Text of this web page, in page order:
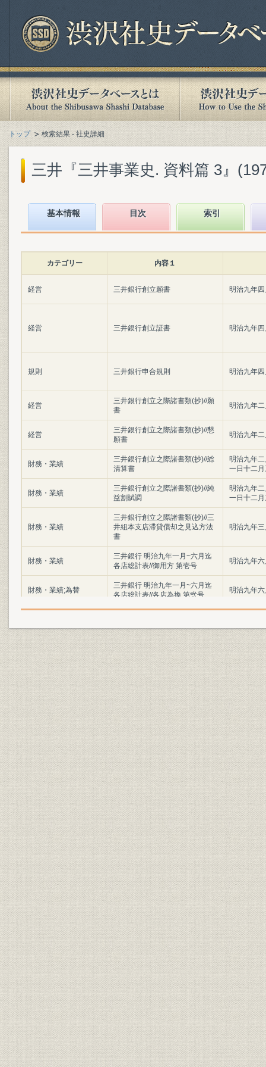
トップ 検索結果 - 社史詳細
三井『三井事業史. 資料篇 3』
基本情報 目次 索引
カテゴリー 内容１
経営 三井銀行創立願書 明治九年
経営 三井銀行創立証書 明治九年
規則 三井銀行申合規則 明治九年
経営
三井銀行創立之際諸書類(抄)//願
書
明治九年
経営
三井銀行創立之際諸書類(抄)//懇
願書
明治九年
財務・業績
三井銀行創立之際諸書類(抄)//総
清算書
明治九年
一日十二
財務・業績
三井銀行創立之際諸書類(抄)//純
益割賦調
明治九年
一日十二
財務・業績
三井銀行創立之際諸書類(抄)//三
井組本支店滞貸償却之見込方法
書
明治九年
財務・業績
三井銀行 明治九年一月~六月迄
各店総計表//御用方 第壱号
明治九年
財務・業績;為替
三井銀行 明治九年一月~六月迄
各店総計表//各店為換 第弐号
明治九年
財務・業績
三井銀行 明治九年一月~六月迄
各店総計表//一時貸 第四号
明治九年
財務・業績
三井銀行 明治九年一月~六月迄
各店総計表//利附預 第五号
明治九年
財務・業績
三井銀行 明治九年一月~六月迄
各店総計表//利附貸 第六号
明治九年
財務・業績
三井銀行 明治九年一月~六月迄
各店総計表//無利足貸 第七号
明治九年
財務・業績
三井銀行 明治九年一月~六月迄
各店総計表//滞貸 第八号
明治九年
財務・業績
三井銀行 明治九年一月~六月迄
各店総計表//諸向 第九号
明治九年
財務・業績
三井銀行 明治九年一月~六月迄
各店総計表//闔店費益取調月表
第十号
明治九年
財務・業績
三井銀行 明治九年一月~六月迄
各店総計表//総計 第十一号
明治九年
財務・業績
三井銀行 明治九年一月~六月迄
各店総計表//現在金 第十二号
明治九年
財務・業績
三井銀行 明治九年一月~六月迄
各店総計表//積金 第十三号
明治九年
経営
旧三井組ヨリ三井銀行ヘ事業引
継契約書
明治九年
財務・業績
三井組闔店貸預リ及現在金引継
証書
明治九年
財務・業績;株式
旧三井組大元方・三井氏同苗中
株式加入金并滞貸償却方協議決
定書
明治九年